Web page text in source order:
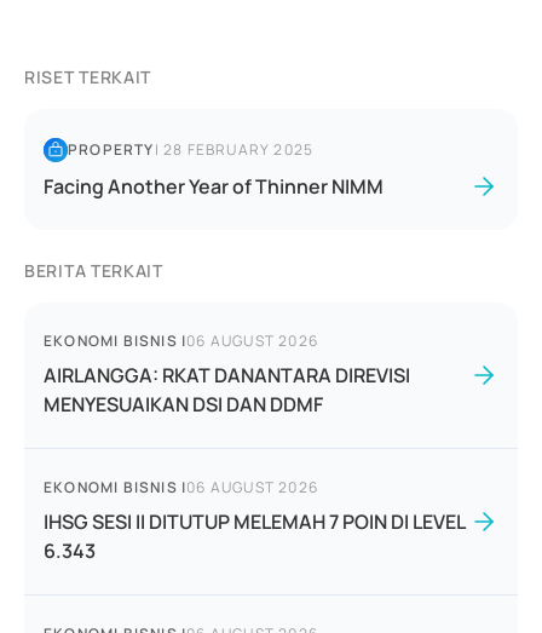
RISET TERKAIT
PROPERTY|28 FEBRUARY 2025
Facing Another Year of Thinner NIMM
BERITA TERKAIT
EKONOMI BISNIS |06 AUGUST 2026
AIRLANGGA: RKAT DANANTARA DIREVISI
MENYESUAIKAN DSI DAN DDMF
EKONOMI BISNIS |06 AUGUST 2026
IHSG SESI II DITUTUP MELEMAH 7 POIN DI LEVEL
6.343